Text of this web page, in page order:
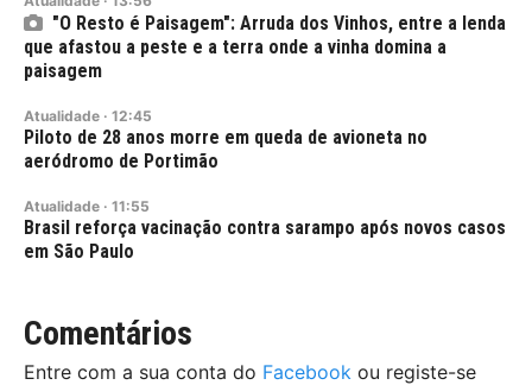
"O Resto é Paisagem": Arruda dos Vinhos, entre a lenda
que afastou a peste e a terra onde a vinha domina a
paisagem
Atualidade · 12:45
Piloto de 28 anos morre em queda de avioneta no
aeródromo de Portimão
Atualidade · 11:55
Brasil reforça vacinação contra sarampo após novos casos
em São Paulo
Comentários
Entre com a sua conta do Facebook ou registe-se